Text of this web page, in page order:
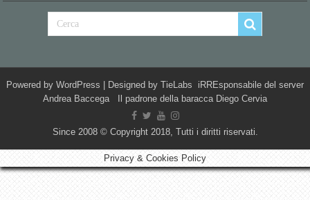
Powered by WordPress | Designed by TieLabs iRREsponsabile del server
Andrea Baccega Il padrone della baracca Diego Cervia
Since 2008 © Copyright 2018, Tutti i diritti riservati.
Privacy & Cookies Policy